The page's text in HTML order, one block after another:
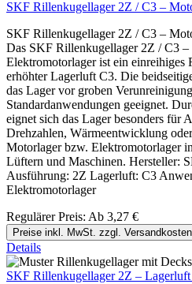
SKF Rillenkugellager 2Z / C3 –
SKF Rillenkugellager 2Z / C3 –
Das SKF Rillenkugellager 2Z / C3
Elektromotorlager ist ein
erhöhter Lagerluft C3. Die
das Lager vor groben
Standardanwendungen geeignet.
eignet sich das Lager besonders für
Drehzahlen, Wärmeentwicklung
Motorlager bzw. Elektromotorlager
Lüftern und Maschinen. Hersteller:
Ausführung: 2Z Lagerluft: C3
Elektromotorlager
Regulärer Preis: Ab 3,27 €
Preise inkl. MwSt. zzgl. Versandkosten
Details
SKF Rillenkugellager 2Z –